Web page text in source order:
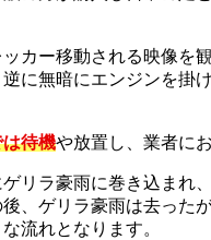
カー移動される映像を
に無暗にエンジンを掛
待機や放置し、業者に
リラ豪雨に巻き込まれ
、ゲリラ豪雨は去った
流れとなります。